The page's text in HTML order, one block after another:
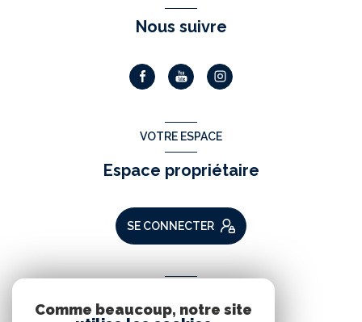
Nous suivre
VOTRE ESPACE
Espace propriétaire
SE CONNECTER
Comme beaucoup, notre site